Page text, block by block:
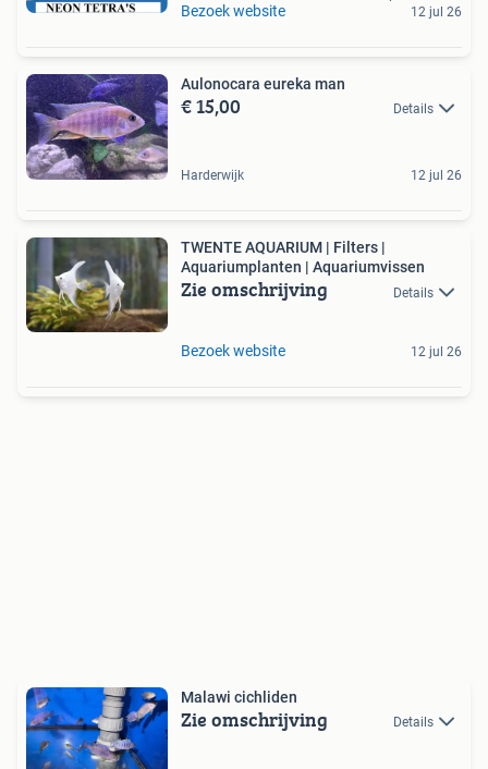
Bezoek website
12 jul 26
Aulonocara eureka man
€ 15,00 Details
Harderwijk 12 jul 26
TWENTE AQUARIUM | Filters |
Aquariumplanten | Aquariumvissen
Zie omschrijving Details
Bezoek website 12 jul 26
Malawi cichliden
Zie omschrijving Details